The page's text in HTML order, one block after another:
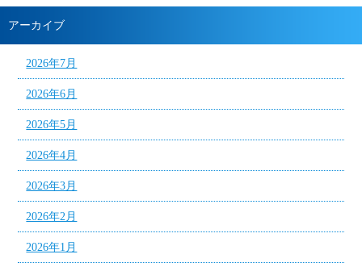
アーカイブ
2026年7月
2026年6月
2026年5月
2026年4月
2026年3月
2026年2月
2026年1月